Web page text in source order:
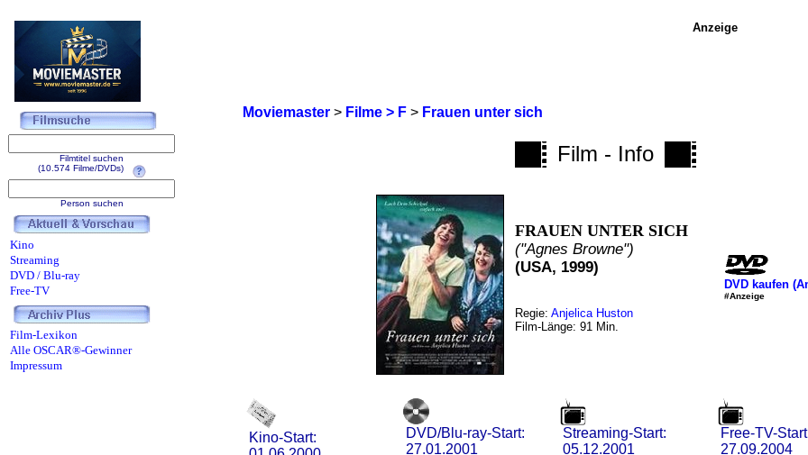
Moviemaster> Filme > F> Frauen unter sich
Film - Info
FRAUEN UNTER SICH
("Agnes Browne")
(USA, 1999)
Regie:Anjelica Huston
Film-Länge: 91 Min.
DVD kaufen
#Anzeige
Kino-Start:
DVD/Blu-ray-Start:
27.01.2001
Streaming-Start:
05.12.2001
Free-TV-
27.09.2004
Anzeige
Filmtitel suchen
(10.574 Filme/DVDs)
Person suchen
Kino
Streaming
DVD / Blu-ray
Free-TV
Film-Lexikon
Alle OSCAR®-Gewinner
Impressum